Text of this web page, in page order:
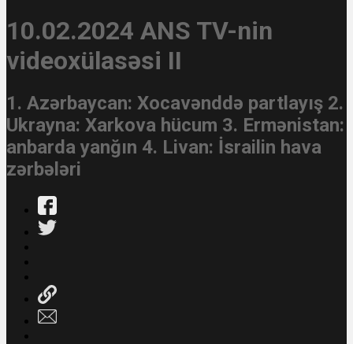
10.02.2024 ANS TV-nin
videoxülasəsi II
1. Azərbaycan: Xocavənddə partlayış 2.
Ukrayna: Xarkova hücum 3. Ermənistan:
anbarda yanğın 4. Livan: İsrailin hava
zərbələri